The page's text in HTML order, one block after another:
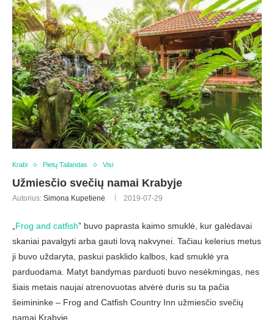
Krabi Pietų Tailandas Visi
Užmiesčio svečių namai Krabyje
Autorius: Simona Kupetienė 2019-07-29
Frog and catfish” buvo paprasta kaimo smuklė, kur galėdavai
skaniai pavalgyti arba gauti lovą nakvynei. Tačiau kelerius metus
ji buvo uždaryta, paskui pasklido kalbos, kad smuklė yra
parduodama. Matyt bandymas parduoti buvo nesėkmingas, nes
šiais metais naujai atrenovuotas atvėrė duris su ta pačia
šeimininke – Frog and Catfish Country Inn užmiesčio svečių
namai Krabyje.